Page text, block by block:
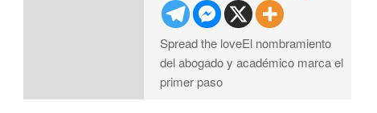
Spread the loveEl nombramiento
del abogado y académico marca el
primer paso